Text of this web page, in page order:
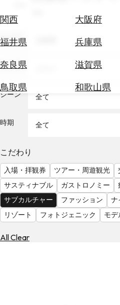
関西 大阪府
福井県
兵庫県
奈良県
滋賀県
鳥取県
和歌山県
券
テ
を
る
気
を
見
る
エリア
テーマ
シーン 全て
時期 全て
こだわり
入場・拝観券 ツアー・周遊観光
サスティナブル
ガストロノミー
サブカルチャー
ファッション
ナ
リゾート
フォトジェニック モデ
All Clear